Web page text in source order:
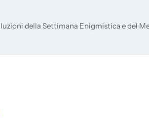
della Settimana Enigmistica e del